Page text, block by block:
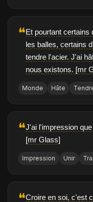
❝Et pourtant certains
les balles, certains
tendre l'acier. J'ai
nous existons. [mr
Monde Hâte
❝J'ai l'impression
[mr Glass]
Impression Unir
❝Croire en soi, c'est